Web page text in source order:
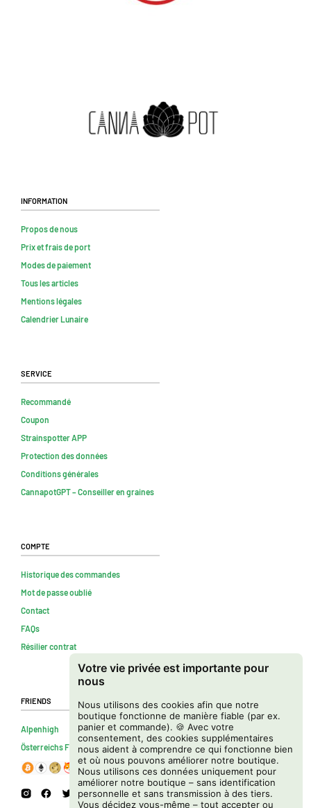
Votre vie privée est importante pour
nous
Nous utilisons des cookies afin que notre
boutique fonctionne de manière fiable (par ex.
panier et commande). 🍪 Avec votre
consentement, des cookies supplémentaires
nous aident à comprendre ce qui fonctionne bien
et où nous pouvons améliorer notre boutique.
Nous utilisons ces données uniquement pour
améliorer notre boutique – sans identification
personnelle et sans transmission à des tiers.
Vous décidez vous-même – tout accepter ou
Information
Propos de nous
Prix et frais de port
Modes de paiement
Tous les articles
Mentions légales
Calendrier Lunaire
Service
Recommandé
Coupon
Strainspotter APP
Protection des données
Conditions générales
CannapotGPT – Conseiller en graines
Compte
Historique des commandes
Mot de passe oublié
Contact
FAQs
Résilier contrat
Friends
Alpenhigh
Österreichs Firmenverzeichnis